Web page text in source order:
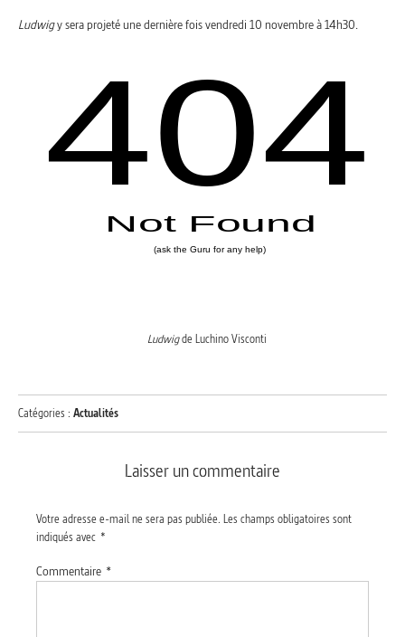
Ludwigy sera projeté une dernière fois vendredi 10 novembre à 14h30.
Ludwigde Luchino Visconti
Catégories : Actualités
Laisser un commentaire
Votre adresse e-mail ne sera pas publiée. Les champs obligatoires sont
indiqués avec *
Commentaire *